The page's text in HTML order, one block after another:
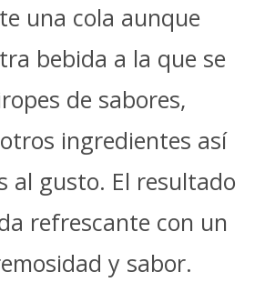
una cola aunque
bebida a la que se
de sabores,
ingredientes así
al gusto. El resultado
refrescante con un
y sabor.